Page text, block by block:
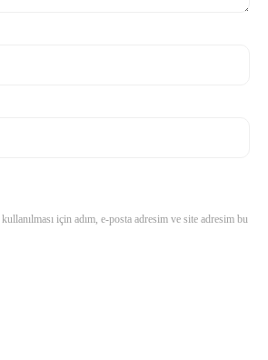
için adım, e-posta adresim ve site adresim bu